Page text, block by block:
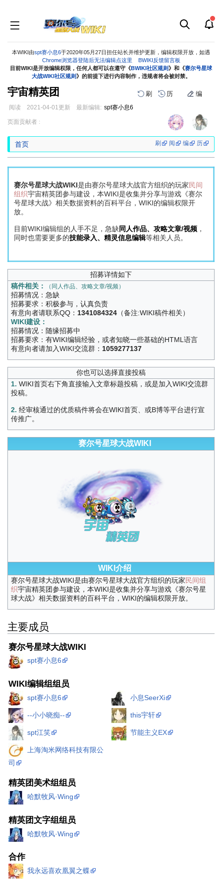
本WIKI由spt赛小息6于2020年05月27日担任站长并维护更新，编辑权限开放，如遇
Chrome浏览器登陆后无法编辑点这里
BWIKI反馈留言板
目前WIKI是开放编辑权限，任何人都可以在遵守《BWIKI社区规则》和《赛尔号星球
大战WIKI社区规则》的前提下进行内容制作，违规者将会被封禁。
宇宙精英团 刷 历 编
阅读 2021-04-01更新 最新编辑: spt赛小息6
跳
导
跳
搜
页面贡献者 :
首页 刷 阅 编 历
赛尔号星球大战WIKI是由赛尔号星球大战官方组织的玩家民间
组织宇宙精英团参与建设，本WIKI是收集并分享与游戏《赛尔
号星球大战》相关数据资料的百科平台，WIKI的编辑权限开
放。
目前WIKI编辑组的人手不足，急缺同人作品、攻略文章/视频 ，
同时也需要更多的技能录入、精灵信息编辑等相关人员。
招募详情如下
稿件相关：
（同人作品、攻略文章/视频）
招募情况：急缺
招募要求：积极参与，认真负责
有意向者请联系QQ： 1341084324（备注:WIKI稿件相关）
WIKI建设：
招募情况：随缘招募中
招募要求：有WIKI编辑经验，或者知晓一些基础的HTML语言
有意向者请加入WIKI交流群： 1059277137
你也可以选择直接投稿
1. WIKI首页右下角直接输入文章标题投稿，或是加入WIKI交流群
投稿。
2. 经审核通过的优质稿件将会在WIKI首页、或B博等平台进行宣
传推广。
赛尔号星球大战WIKI
WIKI介绍
赛尔号星球大战WIKI是由赛尔号星球大战官方组织的玩家民间组
织宇宙精英团参与建设，本WIKI是收集并分享与游戏《赛尔号星
球大战》相关数据资料的百科平台，WIKI的编辑权限开放。
主要成员
赛尔号星球大战WIKI
spt赛小息6
WIKI编辑组组员
spt赛小息6 小息SeerXi
--小小晓痴-- this宇轩
spt江笑 节能主义EX
上海淘米网络科技有限公
司
精英团美术组组员
哈默牧风·Wing
精英团文字组组员
哈默牧风·Wing
合作
我永远喜欢凰翼之蝶